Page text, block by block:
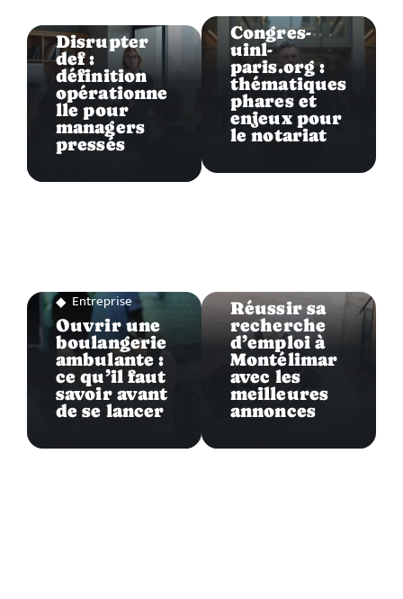
Disrupter
def :
définition
opérationne
lle pour
managers
pressés
Entreprise
Ouvrir une
boulangerie
ambulante :
ce qu’il faut
savoir avant
de se lancer
Congres-
uinl-
paris.org :
thématiques
phares et
enjeux pour
le notariat
Réussir sa
recherche
d’emploi à
Montélimar
avec les
meilleures
annonces